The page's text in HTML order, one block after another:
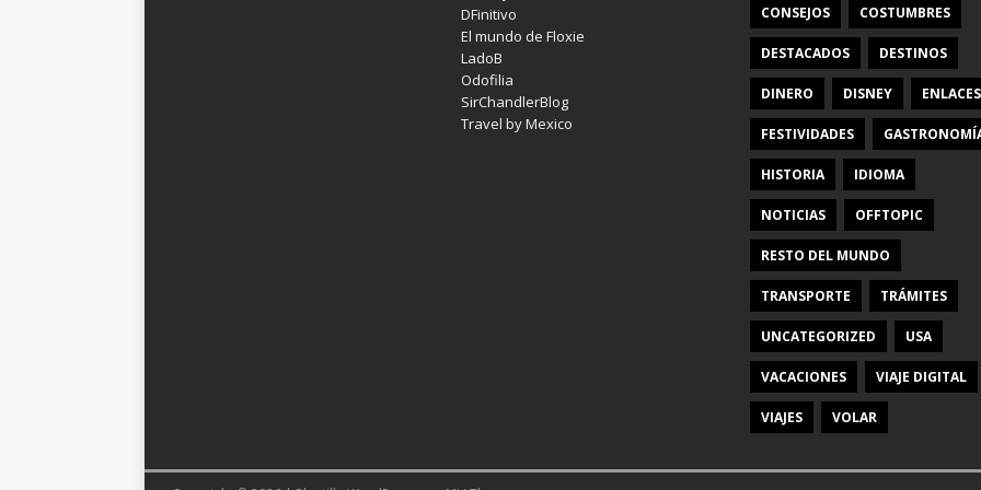
DFinitivo
El mundo de Floxie
LadoB
Odofilia
SirChandlerBlog
Travel by Mexico
CONSEJOS COSTUMBRES
DESTACADOS DESTINOS
DINERO DISNEY ENLACES
FESTIVIDADES
HISTORIA IDIOMA
NOTICIAS OFFTOPIC
RESTO DEL MUNDO
TRANSPORTE TRÁMITES
UNCATEGORIZED USA
VACACIONES VIAJE DIGITAL
VIAJES VOLAR